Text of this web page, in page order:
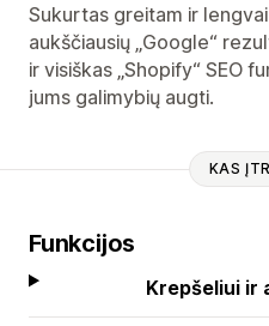
Sukurtas greitam ir
aukščiausių „Google“
ir visiškas „Shopify“ SEO
jums galimybių augti.
KAS
Funkcijos
Krepšeliui ir